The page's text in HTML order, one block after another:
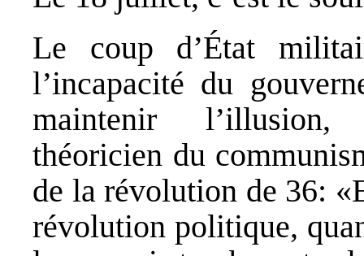
Le coup d’État
l’incapacité du
maintenir l’illusion,
théoricien du
de la révolution de 36:
révolution politique,